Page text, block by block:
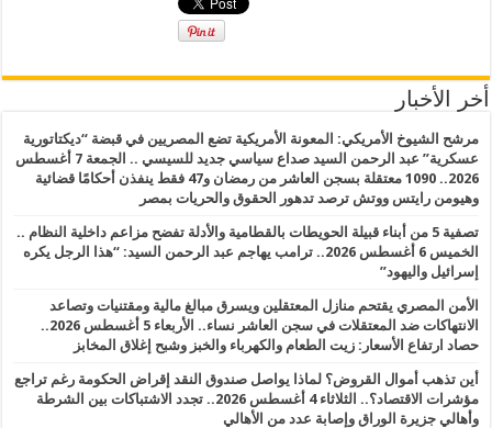
أخر الأخبار
مرشح الشيوخ الأمريكي: المعونة الأمريكية تضع المصريين في قبضة “ديكتاتورية
عسكرية” عبد الرحمن السيد صداع سياسي جديد للسيسي .. الجمعة 7 أغسطس
2026.. 1090 معتقلة بسجن العاشر من رمضان و47 فقط ينفذن أحكامًا قضائية
وهيومن رايتس ووتش ترصد تدهور الحقوق والحريات بمصر
تصفية 5 من أبناء قبيلة الحويطات بالقطامية والأدلة تفضح مزاعم داخلية النظام ..
الخميس 6 أغسطس 2026.. ترامب يهاجم عبد الرحمن السيد: “هذا الرجل يكره
إسرائيل واليهود”
الأمن المصري يقتحم منازل المعتقلين ويسرق مبالغ مالية ومقتنيات وتصاعد
الانتهاكات ضد المعتقلات في سجن العاشر نساء.. الأربعاء 5 أغسطس 2026..
حصاد ارتفاع الأسعار: زيت الطعام والكهرباء والخبز وشبح إغلاق المخابز
أين تذهب أموال القروض؟ لماذا يواصل صندوق النقد إقراض الحكومة رغم تراجع
مؤشرات الاقتصاد؟.. الثلاثاء 4 أغسطس 2026.. تجدد الاشتباكات بين الشرطة
وأهالي جزيرة الوراق وإصابة عدد من الأهالي